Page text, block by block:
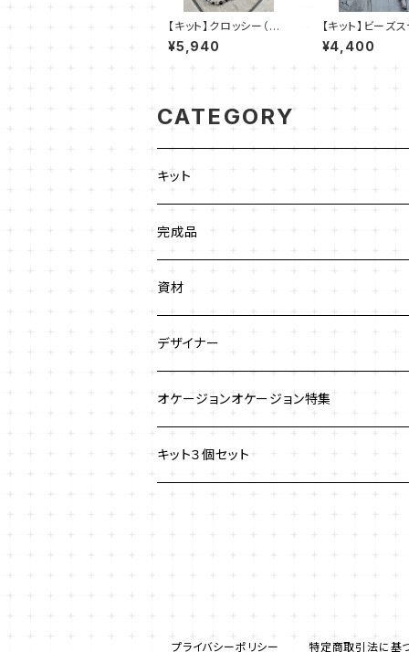
【キット】クロッシー（黒
系）澤田美子
¥5,940
【キット】ビーズ
「アズレッタ・ネ
ス」清水理子
¥4,400
CATEGORY
キット
ビーズステッチ
ネックレス
ストラップ
リング
ジュエリークロッシェ
クロッシェ
ワイヤーワーク
ネックレス
チェインメイル
完成品
ネックレス
ブレスレット
ピアス
ブローチ
資材
デザイナー
澤田美子
新川智未
オケージョンオケージョン特集
キット３個セット
プライバシーポリシー 特定商取引法に基